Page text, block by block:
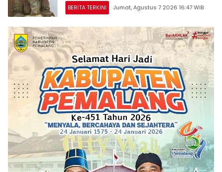
BERITA TERKINI Jumat, Agustus 7 2026 16:47 WIB